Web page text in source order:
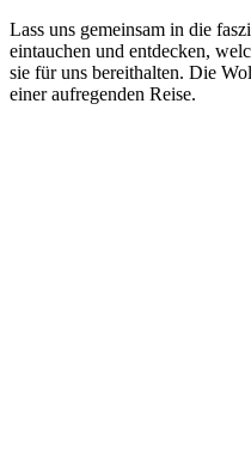
Lass uns gemeinsam in die
eintauchen und entdecken,
sie für uns bereithalten. Die
einer aufregenden Reise.